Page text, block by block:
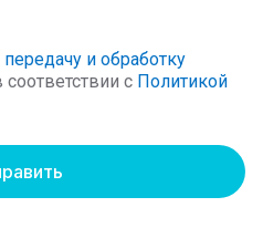
передачу и обработку
соответствии с Политикой